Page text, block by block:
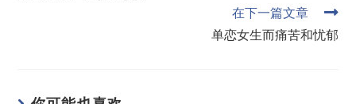
在下一篇文章
单恋女生而痛苦和忧郁